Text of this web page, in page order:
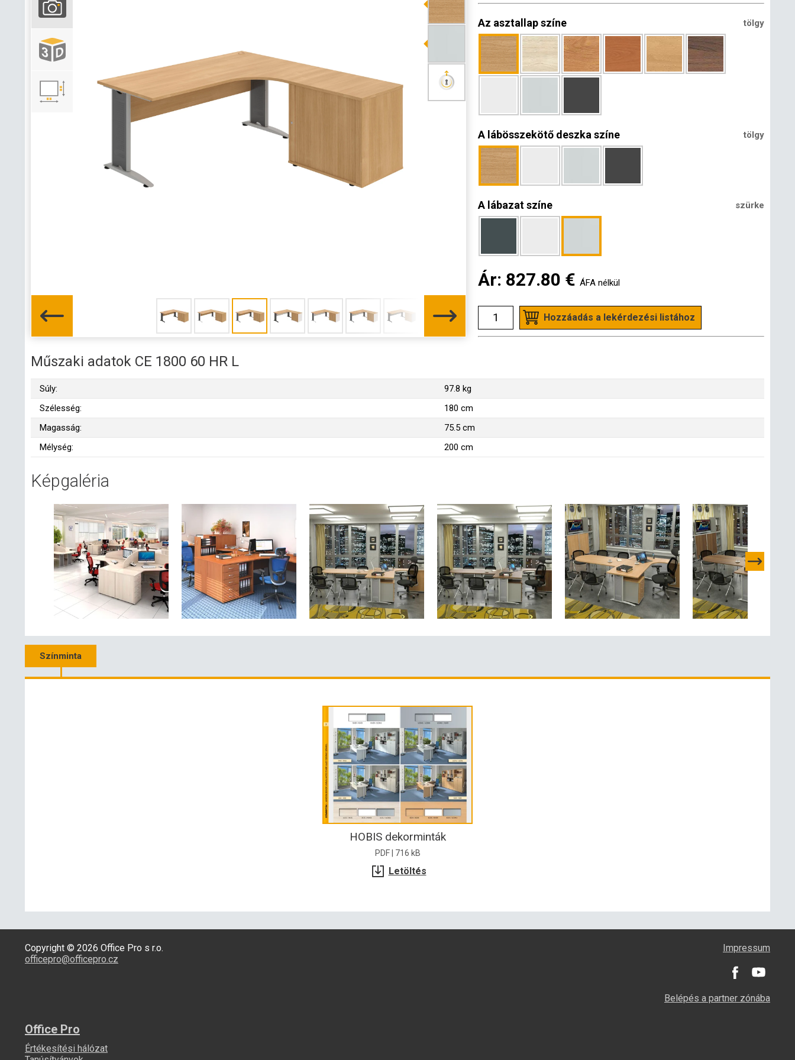
Az asztallap színe tölgy
A lábösszekötő deszka színe tölgy
A lábazat színe szürke
Ár: 827.80 € ÁFA nélkül
Hozzáadás a lekérdezési listához
Műszaki adatok CE 1800 60 HR L
Súly:
97.8 kg
Szélesség:
180 cm
Magasság:
75.5 cm
Mélység:
200 cm
Képgaléria
Színminta
HOBIS dekorminták
PDF | 716 kB
Letöltés
Copyright © 2026 Office Pro s r.o.
officepro@officepro.cz
Impressum
Belépés a partner zónába
Office Pro
Értékesítési hálózat